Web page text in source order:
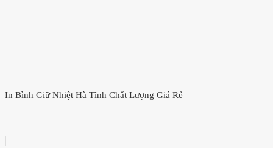
In Bình Giữ Nhiệt Hà Tĩnh Chất Lượng Giá Rẻ